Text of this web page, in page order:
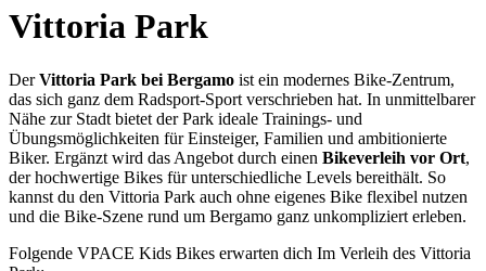
Vittoria Park
DerVittoria Park bei Bergamo ist ein modernes Bike‑Zentrum,
das sich ganz dem Radsport‑Sport verschrieben hat. In unmittelbarer
Nähe zur Stadt bietet der Park ideale Trainings‑ und
Übungsmöglichkeiten für Einsteiger, Familien und ambitionierte
Biker. Ergänzt wird das Angebot durch einen Bikeverleih vor Ort,
der hochwertige Bikes für unterschiedliche Levels bereithält. So
kannst du den Vittoria Park auch ohne eigenes Bike flexibel nutzen
und die Bike‑Szene rund um Bergamo ganz unkompliziert erleben.
Folgende VPACE Kids Bikes erwarten dich Im Verleih des Vittoria